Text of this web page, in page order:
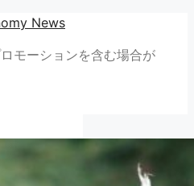
News
モーションを含む場合が